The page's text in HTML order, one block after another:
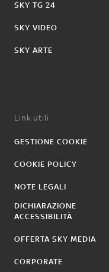
SKY TG 24
SKY VIDEO
SKY ARTE
Link utili:
GESTIONE COOKIE
COOKIE POLICY
NOTE LEGALI
DICHIARAZIONE
ACCESSIBILITÀ
OFFERTA SKY MEDIA
CORPORATE